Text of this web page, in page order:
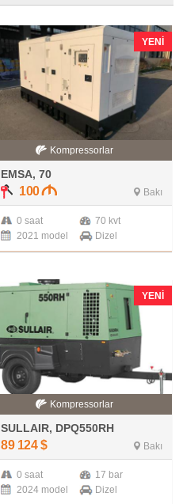
YENI
Kompressorlar
EMSA, 70
100 Bakı
0 saat
70 kvt
2021 model
Dizel
YENI
Kompressorlar
SULLAIR, DPQ550RH
89 124 $ Bakı
0 saat
17 bar
2024 model
Dizel